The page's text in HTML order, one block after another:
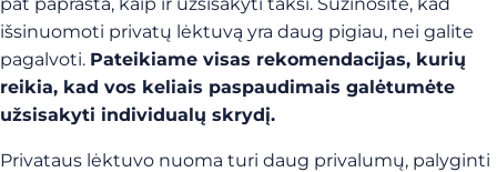
išsinuomoti privatų lėktuvą yra daug pigiau, nei galite
pagalvoti. Pateikiame visas rekomendacijas, kurių
reikia, kad vos keliais paspaudimais galėtumėte
užsisakyti individualų skrydį.
Privataus lėktuvo nuoma turi daug privalumų, palyginti